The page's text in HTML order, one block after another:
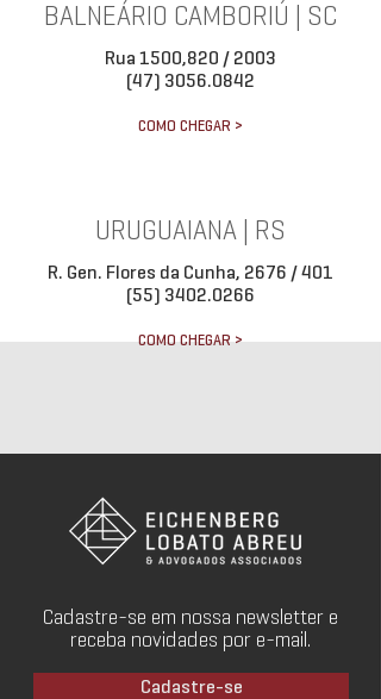
BALNEÁRIO CAMBORIÚ | SC
Rua 1500,820 / 2003
(47) 3056.0842
COMO CHEGAR >
URUGUAIANA | RS
R. Gen. Flores da Cunha, 2676 / 401
(55) 3402.0266
COMO CHEGAR >
Cadastre-se em nossa newsletter e
receba novidades por e-mail.
Cadastre-se